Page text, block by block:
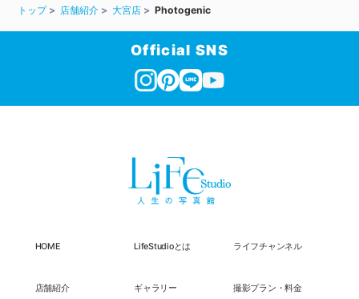
トップ 店舗紹介 大宮店 Photogenic
Official SNS
HOME LifeStudioとは ライフチャンネル
店舗紹介 ギャラリー 撮影プラン・料金